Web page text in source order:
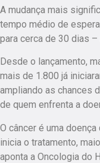
A mudança mais
tempo médio de
para cerca de 30 dias –
Desde o lançamento,
mais de 1.800 já
ampliando as chances
de quem enfrenta a
O câncer é uma
inicia o tratamento,
aponta a Oncologia do